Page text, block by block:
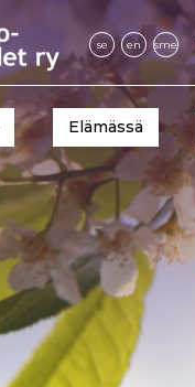
se en sme
Elämässä